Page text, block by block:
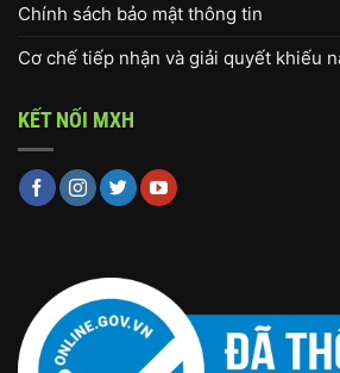
Chính sách bảo mật thông tin
Cơ chế tiếp nhận và giải quyết khiếu
KẾT NỐI MXH